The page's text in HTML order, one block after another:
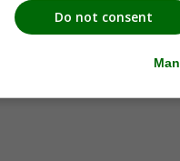
Do not consent